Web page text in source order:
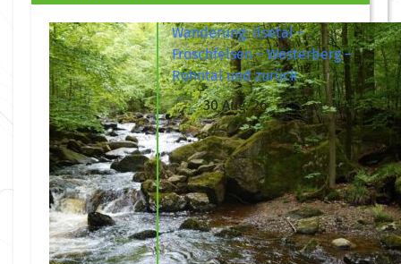
Wanderung: Ilsetal –
Froschfelsen – Westerberg –
Rohntal und zurück
30 Aug. 26